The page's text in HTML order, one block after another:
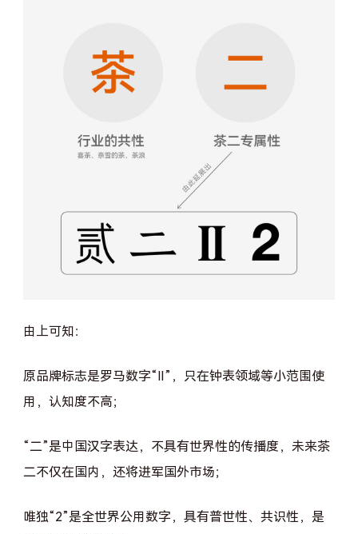
由上可知：
原品牌标志是罗马数字“Ⅱ”，只在钟表领域等小范围使
用，认知度不高；
“二”是中国汉字表达，不具有世界性的传播度，未来茶
二不仅在国内，还将进军国外市场；
唯独“2”是全世界公用数字，具有普世性、共识性，是